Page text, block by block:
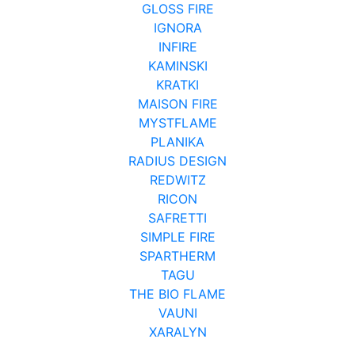
GLOSS FIRE
IGNORA
INFIRE
KAMINSKI
KRATKI
MAISON FIRE
MYSTFLAME
PLANIKA
RADIUS DESIGN
REDWITZ
RICON
SAFRETTI
SIMPLE FIRE
SPARTHERM
TAGU
THE BIO FLAME
VAUNI
XARALYN